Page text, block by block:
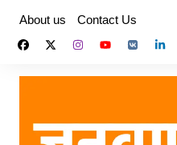
content
About us Contact Us